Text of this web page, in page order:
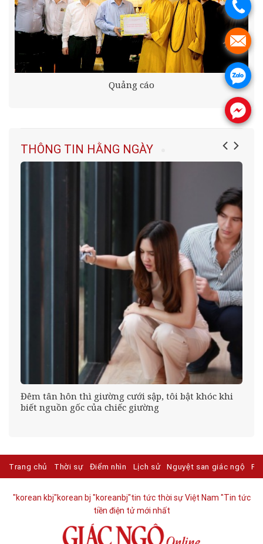
Quảng cáo
THÔNG TIN HẰNG NGÀY
Đêm tân hôn thì giường cưới sập, tôi bật khóc khi
biết nguồn gốc của chiếc giường
Trang chủ Thời sự Điểm nhìn Lịch sử Nguyệt san giác ngộ
"korean kbj​"korean bj "koreanbj​"tin tức thời sự Việt Nam "Tin tức
tiền điện tử mới nhất​
.
.
.
.